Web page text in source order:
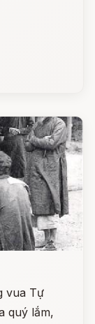
vua Tự
quý lắm,